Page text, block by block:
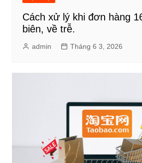
Cách xử lý khi đơn hàng
biên, về trễ.
admin Tháng 6 3, 2026